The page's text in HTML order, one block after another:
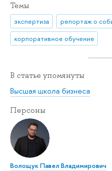
Темы
экспертиза
репортаж о
корпоративное обучение
В статье упомянуты
Высшая школа бизнеса
Персоны
Волощук Павел Владимирович